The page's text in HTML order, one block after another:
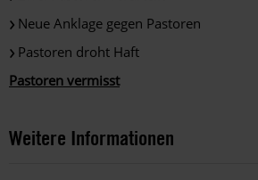
Neue Anklage gegen Pastoren
Pastoren droht Haft
Pastoren vermisst
Weitere Informationen